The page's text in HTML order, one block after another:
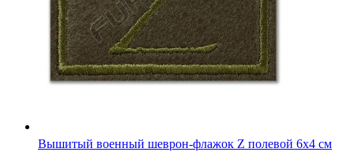
Вышитый военный шеврон на кепку V 6 x 6 см